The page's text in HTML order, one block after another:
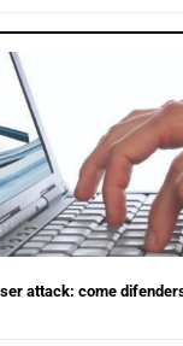
attack: come